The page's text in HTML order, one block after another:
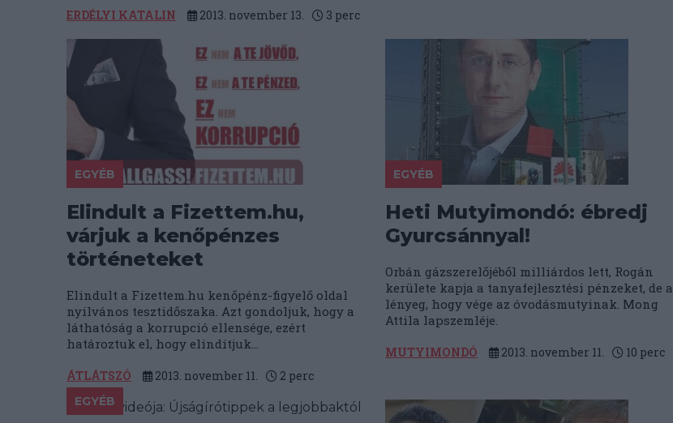
ERDÉLYI KATALIN 2013. november 13. 3 perc
EGYÉB
Elindult a Fizettem.hu,
várjuk a kenőpénzes
történeteket
Elindult a Fizettem.hu kenőpénz-figyelő oldal
nyilvános tesztidőszaka. Azt gondoljuk, hogy a
láthatóság a korrupció ellensége, ezért
határoztuk el, hogy elindítjuk...
ÁTLÁTSZÓ 2013. november 11. 2 perc
EGYÉB
Heti Mutyimondó: ébredj
Gyurcsánnyal!
Orbán gázszerelőjéből milliárdos lett, Rogán
kerülete kapja a tanyafejlesztési pénzeket, de a
lényeg, hogy vége az óvodásmutyinak. Mong
Attila lapszemléje.
MUTYIMONDÓ 2013. november 11. 10 perc
EGYÉB